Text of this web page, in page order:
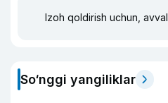
Izoh qoldirish uchun, avval
So‘nggi yangiliklar